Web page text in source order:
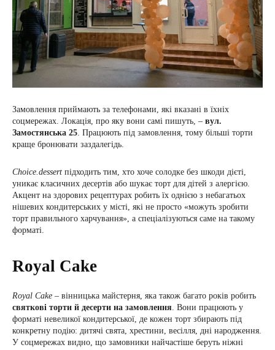
Замовлення приймають за телефонами, які вказані в їхніх
соцмережах. Локація, про яку вони самі пишуть, – вул.
Замостянська 25 . Працюють під замовлення, тому більші торти
краще бронювати заздалегідь.
Choice.dessert підходить тим, хто хоче солодке без шкоди дієті,
уникає класичних десертів або шукає торт для дітей з алергією.
Акцент на здорових рецептурах робить їх однією з небагатьох
нішевих кондитерських у місті, які не просто «можуть зробити
торт правильного харчування», а спеціалізуються саме на такому
форматі.
Royal Cake
Royal Cake – вінницька майстерня, яка також багато років робить
святкові торти й десерти на замовлення . Вони працюють у
форматі невеликої кондитерської, де кожен торт збирають під
конкретну подію: дитячі свята, хрестини, весілля, дні народження.
У соцмережах видно, що замовники найчастіше беруть ніжні